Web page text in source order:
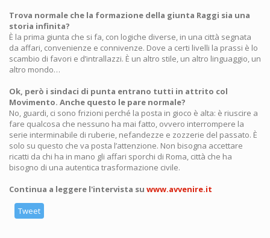
Trova normale che la formazione della giunta Raggi sia una
storia infinita?
È la prima giunta che si fa, con logiche diverse, in una città segnata
da affari, convenienze e connivenze. Dove a certi livelli la prassi è lo
scambio di favori e d’intrallazzi. È un altro stile, un altro linguaggio, un
altro mondo…
Ok, però i sindaci di punta entrano tutti in attrito col
Movimento. Anche questo le pare normale?
No, guardi, ci sono frizioni perché la posta in gioco è alta: è riuscire a
fare qualcosa che nessuno ha mai fatto, ovvero interrompere la
serie interminabile di ruberie, nefandezze e zozzerie del passato. È
solo su questo che va posta l’attenzione. Non bisogna accettare
ricatti da chi ha in mano gli affari sporchi di Roma, città che ha
bisogno di una autentica trasformazione civile.
Continua a leggere l'intervista su www.avvenire.it
Tweet